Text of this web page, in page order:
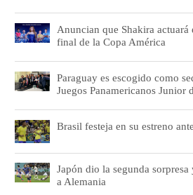
Anuncian que Shakira actuará
final de la Copa América
Paraguay es escogido como
Juegos Panamericanos Junior
Brasil festeja en su estreno
Japón dio la segunda sorpresa
a Alemania